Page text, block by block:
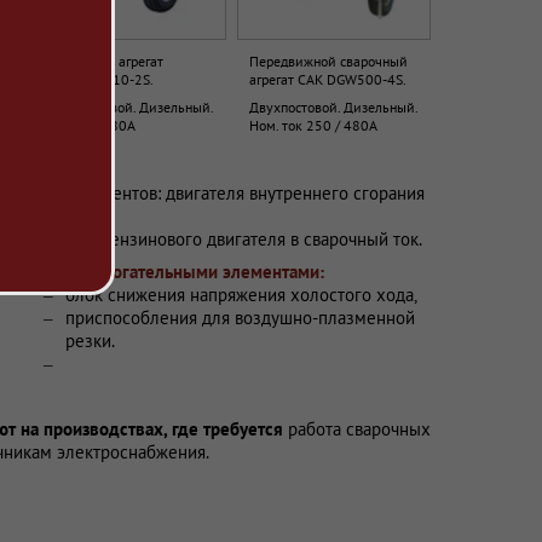
Сварочный агрегат
САК DGW310-2S.
Однопостовой. Дизельный.
Ном. ток 280А
Передвижной сварочный
агрегат САК DGW500-4S.
Двухпостовой. Дизельный.
Ном. ток 250 / 480А
элементов: двигателя внутреннего сгорания
или бензинового двигателя в сварочный ток.
вспомогательными элементами:
блок снижения напряжения холостого хода,
приспособления для воздушно-плазменной
резки.
производствах, где требуется работа сварочных
электроснабжения.